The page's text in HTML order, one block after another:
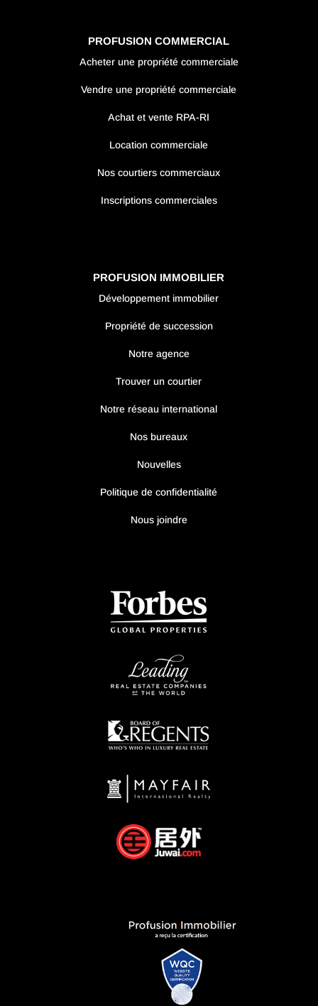
PROFUSION COMMERCIAL
Acheter une propriété commerciale
Vendre une propriété commerciale
Achat et vente RPA-RI
Location commerciale
Nos courtiers commerciaux
Inscriptions commerciales
PROFUSION IMMOBILIER
Développement immobilier
Propriété de succession
Notre agence
Trouver un courtier
Notre réseau international
Nos bureaux
Nouvelles
Politique de confidentialité
Nous joindre